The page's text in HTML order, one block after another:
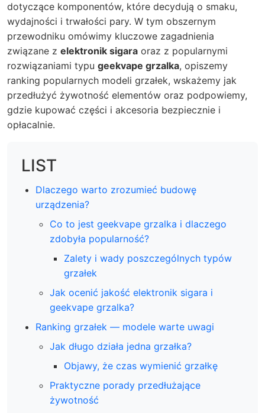
dotyczące komponentów, które decydują o smaku,
wydajności i trwałości pary. W tym obszernym
przewodniku omówimy kluczowe zagadnienia
związane z elektronik sigara oraz z popularnymi
rozwiązaniami typu geekvape grzalka, opiszemy
ranking popularnych modeli grzałek, wskażemy jak
przedłużyć żywotność elementów oraz podpowiemy,
gdzie kupować części i akcesoria bezpiecznie i
opłacalnie.
LIST
Dlaczego warto zrozumieć budowę
urządzenia?
Co to jest geekvape grzalka i dlaczego
zdobyła popularność?
Zalety i wady poszczególnych typów
grzałek
Jak ocenić jakość elektronik sigara i
geekvape grzalka?
Ranking grzałek — modele warte uwagi
Jak długo działa jedna grzałka?
Objawy, że czas wymienić grzałkę
Praktyczne porady przedłużające
żywotność